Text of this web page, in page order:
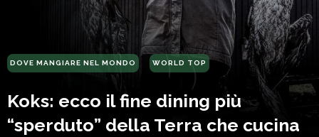
DOVE MANGIARE NEL MONDO WORLD TOP
Koks: ecco il fine dining più
“sperduto” della Terra che cucina